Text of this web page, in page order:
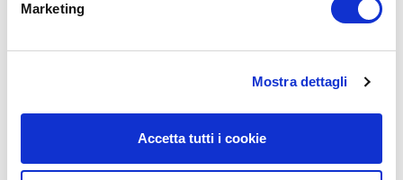
Marketing
Mostra dettagli
Accetta tutti i cookie